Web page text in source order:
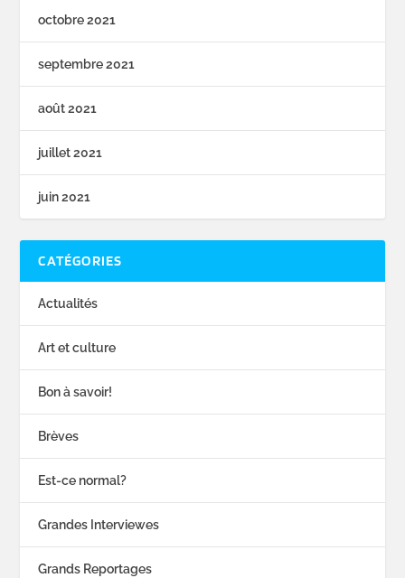
octobre 2021
septembre 2021
août 2021
juillet 2021
juin 2021
CATÉGORIES
Actualités
Art et culture
Bon à savoir!
Brèves
Est-ce normal?
Grandes Interviewes
Grands Reportages